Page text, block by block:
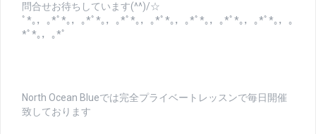
問合せお待ちしています(^^)/☆
ﾟ*｡，｡*ﾟ*｡，｡*ﾟ*｡，｡*ﾟ*｡，｡*ﾟ*｡，｡*ﾟ*｡，｡*ﾟ*｡，｡*ﾟ*｡，｡
*ﾟ*｡，｡*ﾟ
North Ocean Blueでは完全プライベートレッスンで毎日開催
致しております